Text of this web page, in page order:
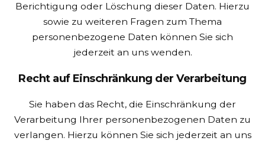
Berichtigung oder Löschung dieser Daten. Hierzu
sowie zu weiteren Fragen zum Thema
personenbezogene Daten können Sie sich
jederzeit an uns wenden.
Recht auf Einschränkung der Verarbeitung
Sie haben das Recht, die Einschränkung der
Verarbeitung Ihrer personenbezogenen Daten zu
verlangen. Hierzu können Sie sich jederzeit an uns